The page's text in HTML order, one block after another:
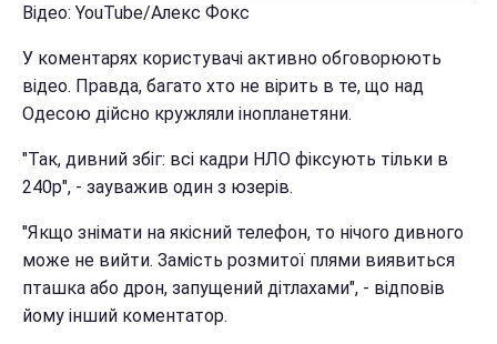
Відео: YouTube/Алекс Фокс
У коментарях користувачі активно обговорюють
відео. Правда, багато хто не вірить в те, що над
Одесою дійсно кружляли інопланетяни.
"Так, дивний збіг: всі кадри НЛО фіксують тільки в
240p", - зауважив один з юзерів.
"Якщо знімати на якісний телефон, то нічого дивного
може не вийти. Замість розмитої плями виявиться
пташка або дрон, запущений дітлахами", - відповів
йому інший коментатор.